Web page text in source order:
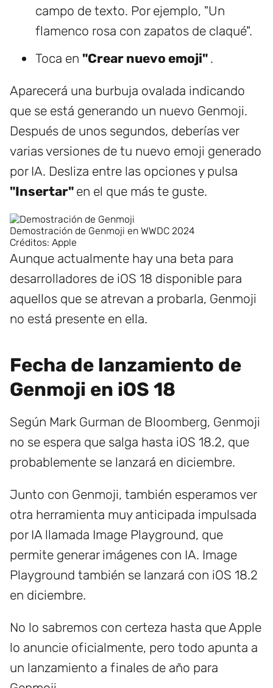
campo de texto. Por ejemplo, "Un
flamenco rosa con zapatos de claqué".
Toca en "Crear nuevo emoji" .
Aparecerá una burbuja ovalada indicando
que se está generando un nuevo Genmoji.
Después de unos segundos, deberías ver
varias versiones de tu nuevo emoji generado
por IA. Desliza entre las opciones y pulsa
"Insertar" en el que más te guste.
Demostración de Genmoji en WWDC 2024
Créditos: Apple
Aunque actualmente hay una beta para
desarrolladores de iOS 18 disponible para
aquellos que se atrevan a probarla, Genmoji
no está presente en ella.
Fecha de lanzamiento de
Genmoji en iOS 18
Según Mark Gurman de Bloomberg, Genmoji
no se espera que salga hasta iOS 18.2, que
probablemente se lanzará en diciembre.
Junto con Genmoji, también esperamos ver
otra herramienta muy anticipada impulsada
por IA llamada Image Playground, que
permite generar imágenes con IA. Image
Playground también se lanzará con iOS 18.2
en diciembre.
No lo sabremos con certeza hasta que Apple
lo anuncie oficialmente, pero todo apunta a
un lanzamiento a finales de año para